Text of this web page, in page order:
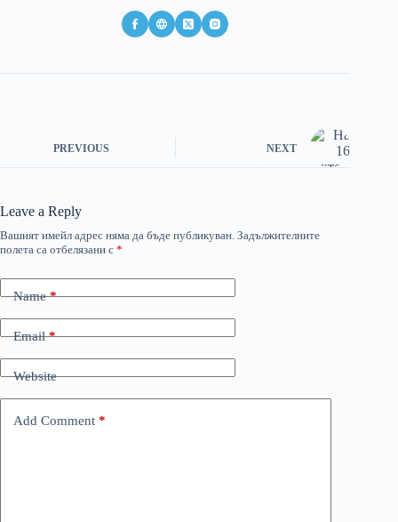
PREVIOUS NEXT
Leave a Reply
Вашият имейл адрес няма да бъде публикуван. Задължителните
полета са отбелязани с *
Name*
Email*
Website
Add Comment *